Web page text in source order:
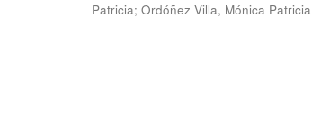
Patricia; Ordóñez Villa, Mónica Patricia